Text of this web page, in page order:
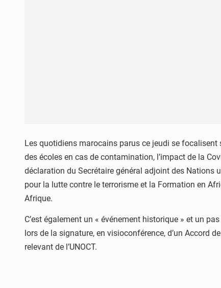
Les quotidiens marocains parus ce jeudi se focalisent
des écoles en cas de contamination, l’impact de la
déclaration du Secrétaire général adjoint des Nations
pour la lutte contre le terrorisme et la Formation en
Afrique.
C’est également un « événement historique » et un
lors de la signature, en visioconférence, d’un Accord
relevant de l’UNOCT.